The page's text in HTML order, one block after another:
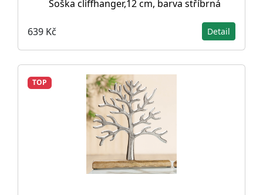
Soška cliffhanger,12 cm, barva stříbrná
639 Kč Detail
TOP